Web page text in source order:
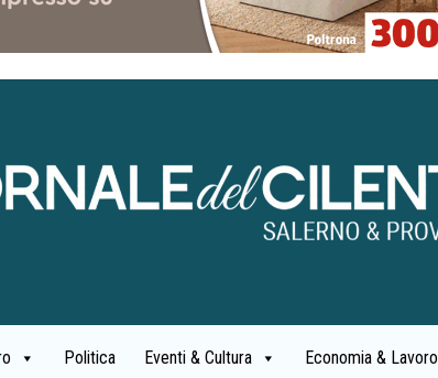
Politica Eventi & Cultura Economia & Lavoro